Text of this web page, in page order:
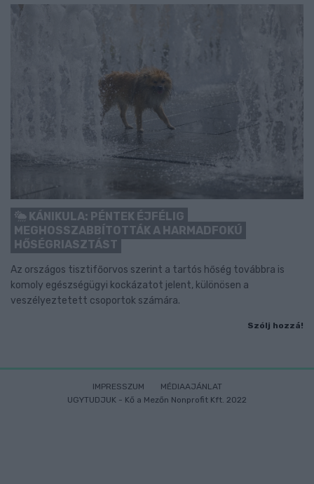
KÁNIKULA: PÉNTEK ÉJFÉLIG
MEGHOSSZABBÍTOTTÁK A HARMADFOKÚ
HŐSÉGRIASZTÁST
Az országos tisztifőorvos szerint a tartós hőség továbbra is
komoly egészségügyi kockázatot jelent, különösen a
veszélyeztetett csoportok számára.
Szólj hozzá!
IMPRESSZUM
MÉDIAAJÁNLAT
UGYTUDJUK - Kő a Mezőn Nonprofit Kft. 2022